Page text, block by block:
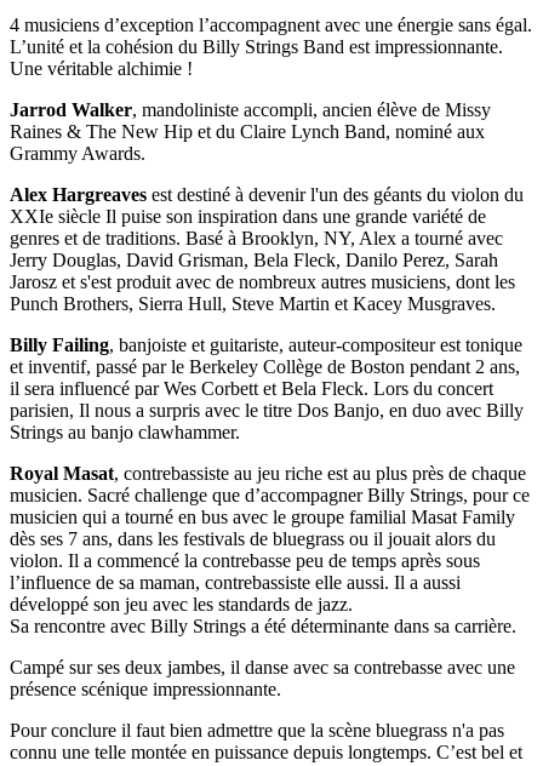
4 musiciens d’exception l’accompagnent avec une énergie sans égal.
L’unité et la cohésion du Billy Strings Band est impressionnante.
Une véritable alchimie !
Jarrod Walker, mandoliniste accompli, ancien élève de Missy
Raines & The New Hip et du Claire Lynch Band, nominé aux
Grammy Awards.
Alex Hargreaves est destiné à devenir l'un des géants du violon du
XXIe siècle Il puise son inspiration dans une grande variété de
genres et de traditions. Basé à Brooklyn, NY, Alex a tourné avec
Jerry Douglas, David Grisman, Bela Fleck, Danilo Perez, Sarah
Jarosz et s'est produit avec de nombreux autres musiciens, dont les
Punch Brothers, Sierra Hull, Steve Martin et Kacey Musgraves.
Billy Failing, banjoiste et guitariste, auteur-compositeur est tonique
et inventif, passé par le Berkeley Collège de Boston pendant 2 ans,
il sera influencé par Wes Corbett et Bela Fleck. Lors du concert
parisien, Il nous a surpris avec le titre Dos Banjo, en duo avec Billy
Strings au banjo clawhammer.
Royal Masat, contrebassiste au jeu riche est au plus près de chaque
musicien. Sacré challenge que d’accompagner Billy Strings, pour ce
musicien qui a tourné en bus avec le groupe familial Masat Family
dès ses 7 ans, dans les festivals de bluegrass ou il jouait alors du
violon. Il a commencé la contrebasse peu de temps après sous
l’influence de sa maman, contrebassiste elle aussi. Il a aussi
développé son jeu avec les standards de jazz.
Sa rencontre avec Billy Strings a été déterminante dans sa carrière.
Campé sur ses deux jambes, il danse avec sa contrebasse avec une
présence scénique impressionnante.
Pour conclure il faut bien admettre que la scène bluegrass n'a pas
connu une telle montée en puissance depuis longtemps. C’est bel et